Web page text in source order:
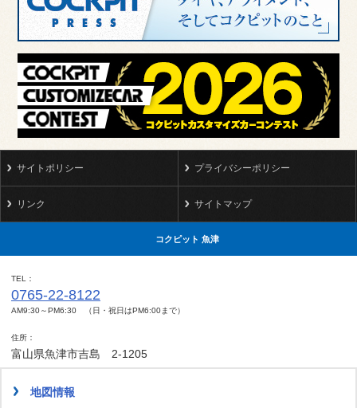
サイトポリシー プライバシーポリシー
リンク サイトマップ
コクピット 魚津
TEL
0765-22-8122
AM9:30～PM6:30 （日・祝日はPM6:00まで）
住所
富山県魚津市吉島 2-1205
地図情報